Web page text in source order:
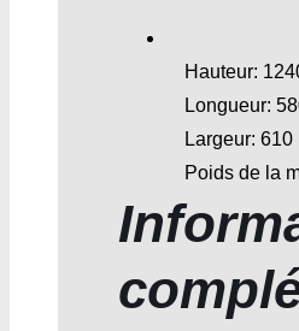
Hauteur:
Longueur:
Largeur: 610
Poids de la